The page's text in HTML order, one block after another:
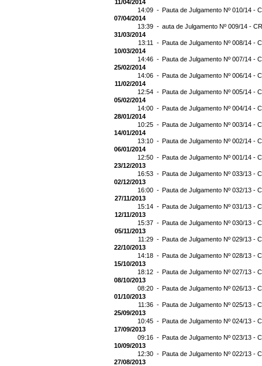
11/04/2014
14:09 - Pauta de Julgamento Nº 010/14 -
07/04/2014
13:39 - auta de Julgamento Nº 009/14 -
31/03/2014
13:11 - Pauta de Julgamento Nº 008/14 -
10/03/2014
14:46 - Pauta de Julgamento Nº 007/14 -
25/02/2014
14:06 - Pauta de Julgamento Nº 006/14 -
11/02/2014
12:54 - Pauta de Julgamento Nº 005/14 -
05/02/2014
14:00 - Pauta de Julgamento Nº 004/14 -
28/01/2014
10:25 - Pauta de Julgamento Nº 003/14 -
14/01/2014
13:10 - Pauta de Julgamento Nº 002/14 -
06/01/2014
12:50 - Pauta de Julgamento Nº 001/14 -
23/12/2013
16:53 - Pauta de Julgamento Nº 033/13 -
02/12/2013
16:00 - Pauta de Julgamento Nº 032/13 -
27/11/2013
15:14 - Pauta de Julgamento Nº 031/13 -
12/11/2013
15:37 - Pauta de Julgamento Nº 030/13 -
05/11/2013
11:29 - Pauta de Julgamento Nº 029/13 -
22/10/2013
14:18 - Pauta de Julgamento Nº 028/13 -
15/10/2013
18:12 - Pauta de Julgamento Nº 027/13 -
08/10/2013
08:20 - Pauta de Julgamento Nº 026/13 -
01/10/2013
11:36 - Pauta de Julgamento Nº 025/13 -
25/09/2013
10:45 - Pauta de Julgamento Nº 024/13 -
17/09/2013
09:16 - Pauta de Julgamento Nº 023/13 -
10/09/2013
12:30 - Pauta de Julgamento Nº 022/13 -
27/08/2013